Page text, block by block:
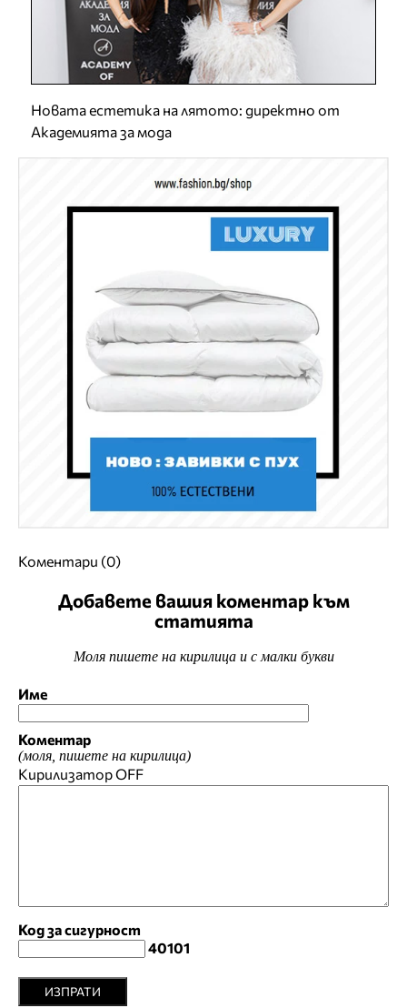
Новата естетика на лятото: директно от
Академията за мода
Коментари (0)
Добавете вашия коментар към
статията
Моля пишете на кирилица и с малки букви
Име
Коментар
(моля, пишете на кирилица)
КирилизаторOFF
Код за сигурност
40101
ИЗПРАТИ